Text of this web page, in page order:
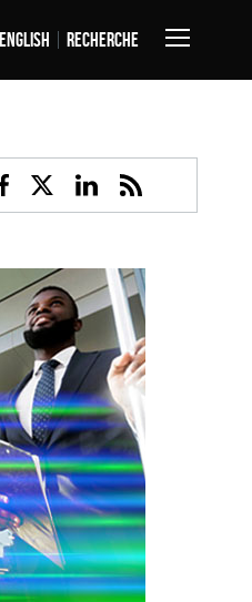
English Recherche
Basculer
Facebook
TwitterLinkedin
RSS